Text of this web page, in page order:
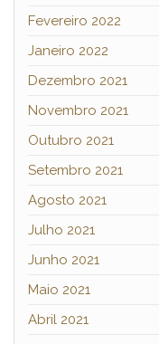
Fevereiro 2022
Janeiro 2022
Dezembro 2021
Novembro 2021
Outubro 2021
Setembro 2021
Agosto 2021
Julho 2021
Junho 2021
Maio 2021
Abril 2021